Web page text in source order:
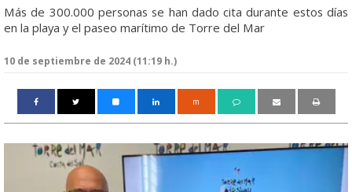
Más de 300.000 personas se han dado cita durante estos días
en la playa y el paseo marítimo de Torre del Mar
10 de septiembre de 2024 (11:19 h.)
m